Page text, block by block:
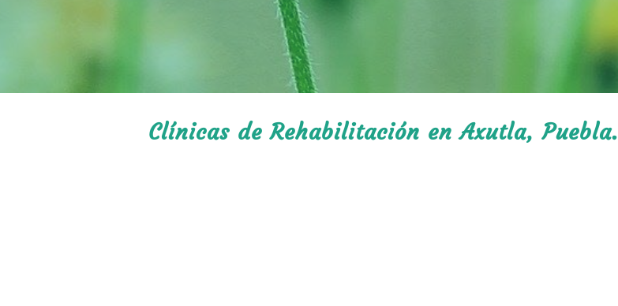
Clínicas de Rehabilitación en Axutla, Puebla.